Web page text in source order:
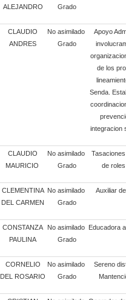
ALEJANDRO
Grado
CLAUDIO
ANDRES
No asimilado
Grado
Apoyo
de los
Senda.
integracion
CLAUDIO
MAURICIO
No asimilado
Grado
de
CLEMENTINA
DEL CARMEN
No asimilado
Grado
Auxiliar
CONSTANZA
PAULINA
No asimilado
Grado
Educadora
CORNELIO
DEL ROSARIO
No asimilado
Grado
Sereno